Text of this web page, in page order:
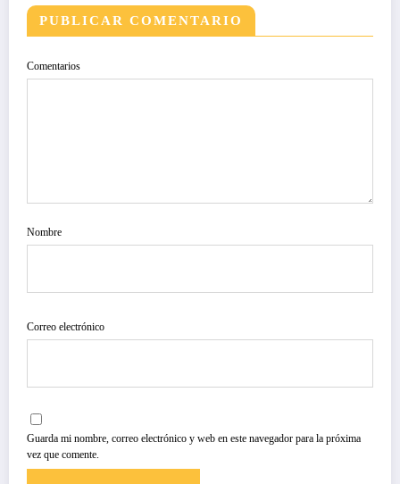
PUBLICAR COMENTARIO
Comentarios
Nombre
Correo electrónico
Guarda mi nombre, correo electrónico y web en este navegador para la próxima
vez que comente.